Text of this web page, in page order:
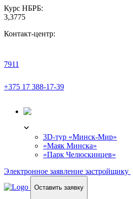
Курс НБРБ:
3,3775
Контакт-центр:
7911
+375 17 388-17-39
3D-тур «Минск-Мир»
«Маяк Минска»
«Парк Челюскинцев»
Электронное заявление застройщику
Оставить заявку